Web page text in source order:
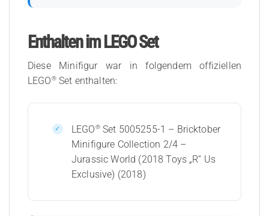
Enthalten im LEGO Set
Diese Minifigur war in folgendem offiziellen
LEGO®Set enthalten:
LEGO®Set 5005255-1 – Bricktober
Minifigure Collection 2/4 –
Jurassic World (2018 Toys „R“ Us
Exclusive) (2018)